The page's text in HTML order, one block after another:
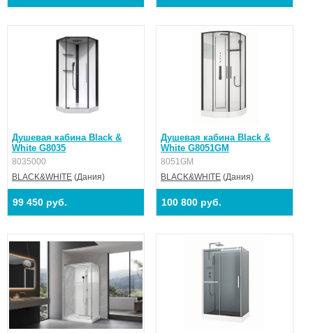
Душевая кабина Black &
White G8035
8035000
BLACK&WHITE (Дания)
99 450 руб.
Душевая кабина Black &
White G8051GM
8051GM
BLACK&WHITE (Дания)
100 800 руб.